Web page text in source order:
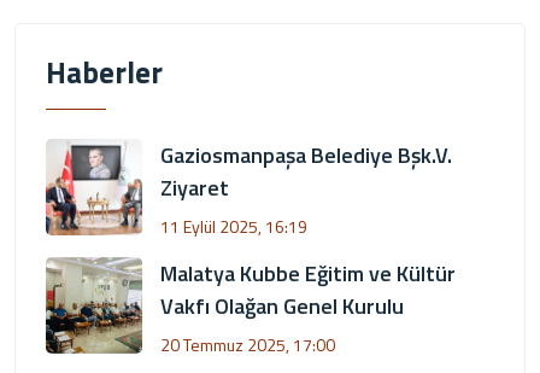
Haberler
Gaziosmanpaşa Belediye Bşk.V.
Ziyaret
11 Eylül 2025, 16:19
Malatya Kubbe Eğitim ve Kültür
Vakfı Olağan Genel Kurulu
20 Temmuz 2025, 17:00